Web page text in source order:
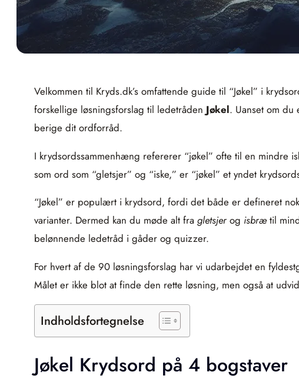
Velkommen til Kryds.dk’s omfattende guide til “Jøkel” i
forskellige løsningsforslag til ledetråden Jøkel. Uanset om
berige dit ordforråd.
I krydsordssammenhæng refererer “jøkel” ofte til en mindre
som ord som “gletsjer” og “iske,” er “jøkel” et yndet
“Jøkel” er populært i krydsord, fordi det både er defineret
varianter. Dermed kan du møde alt fra gletsjerog isbrætil
belønnende ledetråd i gåder og quizzer.
For hvert af de 90 løsningsforslag har vi udarbejdet en
Målet er ikke blot at finde den rette løsning, men også at
Indholdsfortegnelse
Jøkel Krydsord på 4 bogstaver